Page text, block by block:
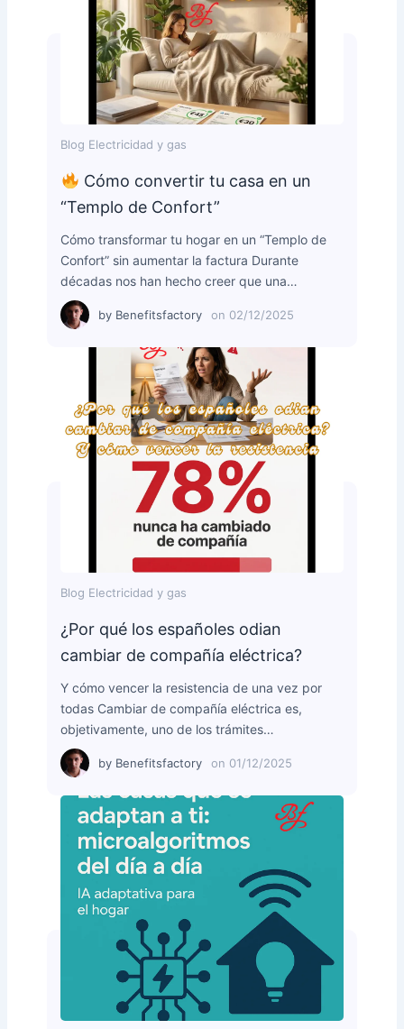
Blog Electricidad y gas
Cómo convertir tu casa en un
“Templo de Confort”
Cómo transformar tu hogar en un “Templo de
Confort” sin aumentar la factura Durante
décadas nos han hecho creer que una…
by Benefitsfactory on 02/12/2025
Blog Electricidad y gas
¿Por qué los españoles odian
cambiar de compañía eléctrica?
Y cómo vencer la resistencia de una vez por
todas Cambiar de compañía eléctrica es,
objetivamente, uno de los trámites…
by Benefitsfactory on 01/12/2025